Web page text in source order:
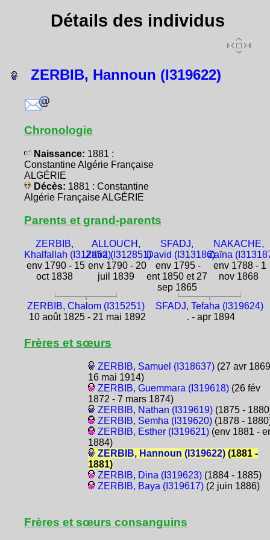
Détails des individus
ZERBIB, Hannoun (I319622)
Chronologie
Naissance: 1881 :
Constantine Algérie Française
ALGÉRIE
Décès: 1881 : Constantine
Algérie Française ALGÉRIE
Parents et grand-parents
ZERBIB,
Khalfallah (I312852)
env 1790 - 15
oct 1838
ALLOUCH,
Zaïra (I312851)
env 1790 - 20
juil 1839
SFADJ,
David (I313186)
env 1795 -
ent 1850 et 27
sep 1865
NAKACHE,
Zaïna
env 1788 - 1
nov 1868
ZERBIB, Chalom (I315251)
10 août 1825 - 21 mai 1892
SFADJ, Tefaha (I319624)
. - apr 1894
Frères et sœurs
ZERBIB, Samuel (I318637)(27 avr
16 mai 1914)
ZERBIB, Guemmara (I319618)(26 fév
1872 - 7 mars 1874)
ZERBIB, Nathan (I319619)(1875 -
ZERBIB, Semha (I319620)(1878 -
ZERBIB, Esther (I319621)(env 1881 -
1884)
ZERBIB, Hannoun (I319622)(1881 -
1881)
ZERBIB, Dina (I319623)(1884 - 1885)
ZERBIB, Baya (I319617)(2 juin 1886)
Frères et sœurs consanguins